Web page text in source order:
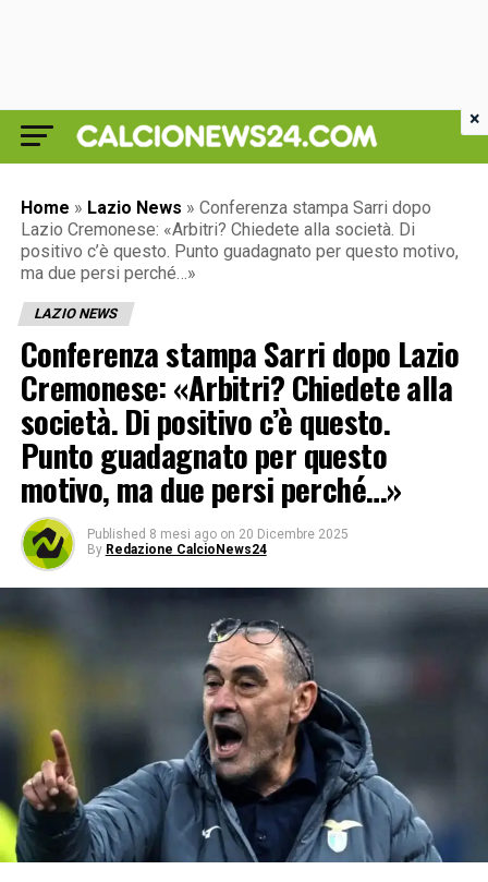
Home » Lazio News » Conferenza stampa Sarri dopo
Lazio Cremonese: «Arbitri? Chiedete alla società. Di
positivo c’è questo. Punto guadagnato per questo motivo,
ma due persi perché…»
LAZIO NEWS
Conferenza stampa Sarri dopo Lazio
Cremonese: «Arbitri? Chiedete alla
società. Di positivo c’è questo.
Punto guadagnato per questo
motivo, ma due persi perché…»
Published 8 mesi ago on 20 Dicembre 2025
By Redazione CalcioNews24
×